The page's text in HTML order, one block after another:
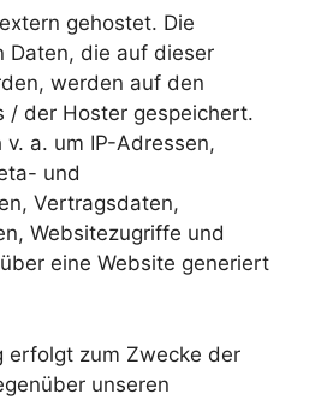
gehostet. Die
Daten, die auf dieser
werden auf den
/ der Hoster gespeichert.
a. um IP-Adressen,
und
Vertragsdaten,
Websitezugriffe und
eine Website generiert
erfolgt zum Zwecke der
unseren